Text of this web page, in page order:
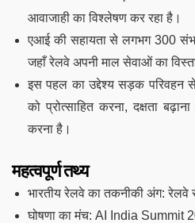
आवाजाही का विश्लेषण कर रहा है।
एआई की सहायता से लगभग 300
जहाँ रेलवे अपनी माल सेवाओं का
इस पहल का उद्देश्य सड़क परिवहन
को प्रोत्साहित करना, दक्षता
करना है।
महत्वपूर्ण तथ्य
भारतीय रेलवे का तकनीकी अंग:
घोषणा का मंच: AI India Summit